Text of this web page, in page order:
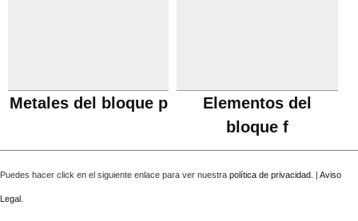
Metales del bloque p
Elementos del
bloque f
Puedes hacer click en el siguiente enlace para ver nuestra política de privacidad . | Aviso
Legal